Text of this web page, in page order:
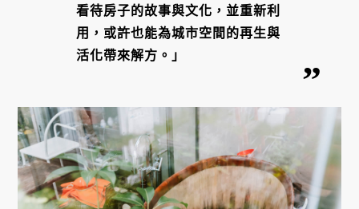
看待房子的故事與文化，並重新利
用，或許也能為城市空間的再生與
活化帶來解方。」